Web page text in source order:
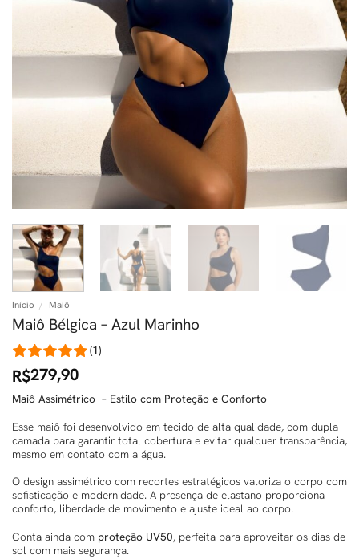
Início / Maiô
Maiô Bélgica – Azul Marinho
(1)
R$279,90
Maiô Assimétrico – Estilo com Proteção e Conforto
Esse maiô foi desenvolvido em tecido de alta qualidade, com dupla
camada para garantir total cobertura e evitar qualquer transparência,
mesmo em contato com a água.
O design assimétrico com recortes estratégicos valoriza o corpo com
sofisticação e modernidade. A presença de elastano proporciona
conforto, liberdade de movimento e ajuste ideal ao corpo.
Conta ainda com proteção UV50, perfeita para aproveitar os dias de
sol com mais segurança.